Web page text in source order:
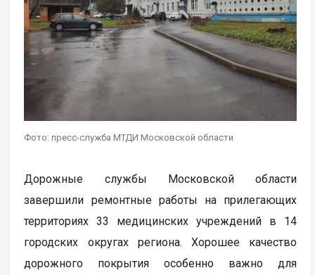
Фото: пресс-служба МТДИ Московской области
Дорожные службы Московской области
завершили ремонтные работы на прилегающих
территориях 33 медицинских учреждений в 14
городских округах региона. Хорошее качество
дорожного покрытия особенно важно для